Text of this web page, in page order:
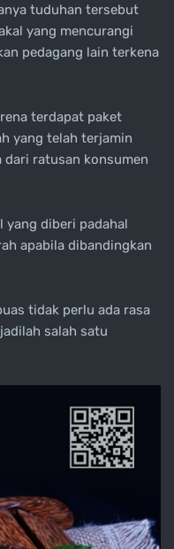
tuduhan tersebut
yang mencurangi
pedagang lain terkena
terdapat paket
yang telah terjamin
dari ratusan konsumen
yang diberi padahal
apabila dibandingkan
tidak perlu ada rasa
salah satu